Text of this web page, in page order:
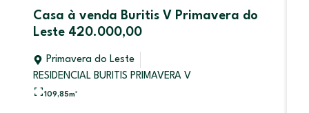
Casa à venda Buritis V Primavera do
Leste 420.000,00
Primavera do Leste
RESIDENCIAL BURITIS PRIMAVERA V
109,85m²